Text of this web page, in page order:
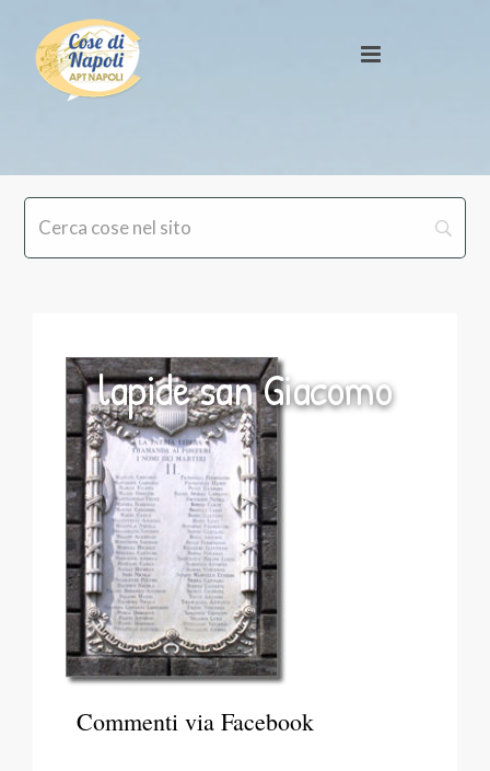
lapide san Giacomo
Commenti via Facebook